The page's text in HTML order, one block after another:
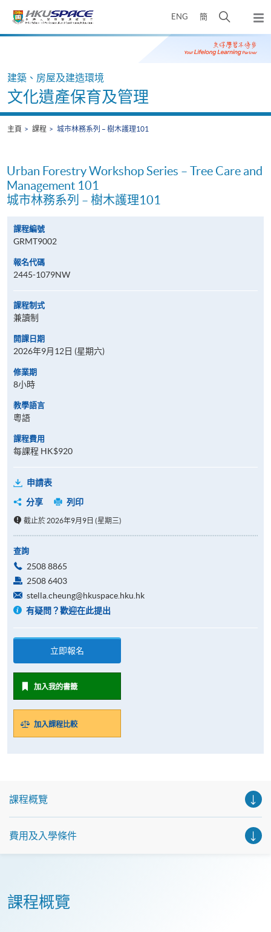
ENG 簡
開
搜
尋
彈
出
主
Main
建築、房屋及建造環境
文化遺產保育及管理
主頁 課程 城市林務系列 – 樹木護理101
Urban Forestry Workshop Series – Tree Care and
Management 101
城市林務系列 – 樹木護理101
課程編號
GRMT9002
報名代碼
2445-1079NW
課程制式
兼讀制
開課日期
2026年9月12日 (星期六)
修業期
8小時
教學語言
粵語
課程費用
每課程 HK$920
申請表
分享
列印
截止於 2026年9月9日 (星期三)
查詢
2508 8865
2508 6403
stella.cheung@hkuspace.hku.hk
有疑問？歡迎在此提出
立即報名
加入我的書籤
加入課程比較
課程概覽
費用及入學條件
課程概覽